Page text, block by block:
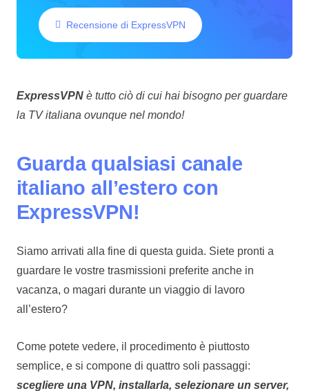
Recensione di ExpressVPN
ExpressVPNè tutto ciò di cui hai bisogno per guardare
la TV italiana ovunque nel mondo!
Guarda qualsiasi canale
italiano all’estero con
ExpressVPN!
Siamo arrivati alla fine di questa guida. Siete pronti a
guardare le vostre trasmissioni preferite anche in
vacanza, o magari durante un viaggio di lavoro
all’estero?
Come potete vedere, il procedimento è piuttosto
semplice, e si compone di quattro soli passaggi:
scegliere una VPN, installarla, selezionare un server,